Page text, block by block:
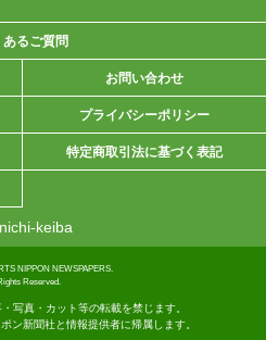
あるご質問
お問い合わせ
プライバシーポリシー
特定商取引法に基づく表記
keiba
NIPPON NEWSPAPERS.
Reserved.
写真・カット等の転載を禁じます。
ン新聞社と情報提供者に帰属します。